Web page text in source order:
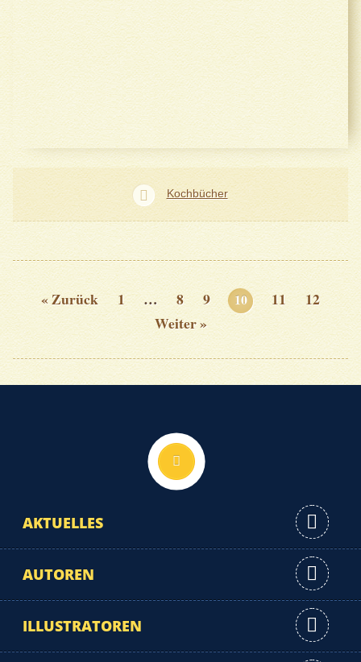
Kochbücher
« Zurück 1 … 8 9 10 11
12
Weiter »
AKTUELLES
AUTOREN
ILLUSTRATOREN